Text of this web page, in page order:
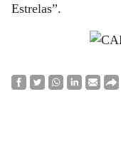
Estrelas”.